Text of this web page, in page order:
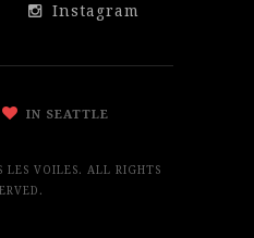
Instagram
IN SEATTLE
VOILES. ALL RIGHTS